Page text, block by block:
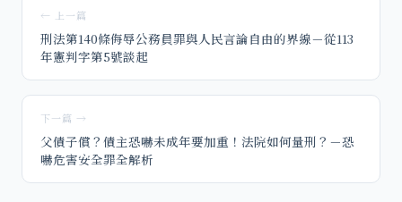
← 上一篇
刑法第140條侮辱公務員罪與人民言論自由的界線－從113
年憲判字第5號談起
下一篇 →
父債子償？債主恐嚇未成年要加重！法院如何量刑？－恐
嚇危害安全罪全解析